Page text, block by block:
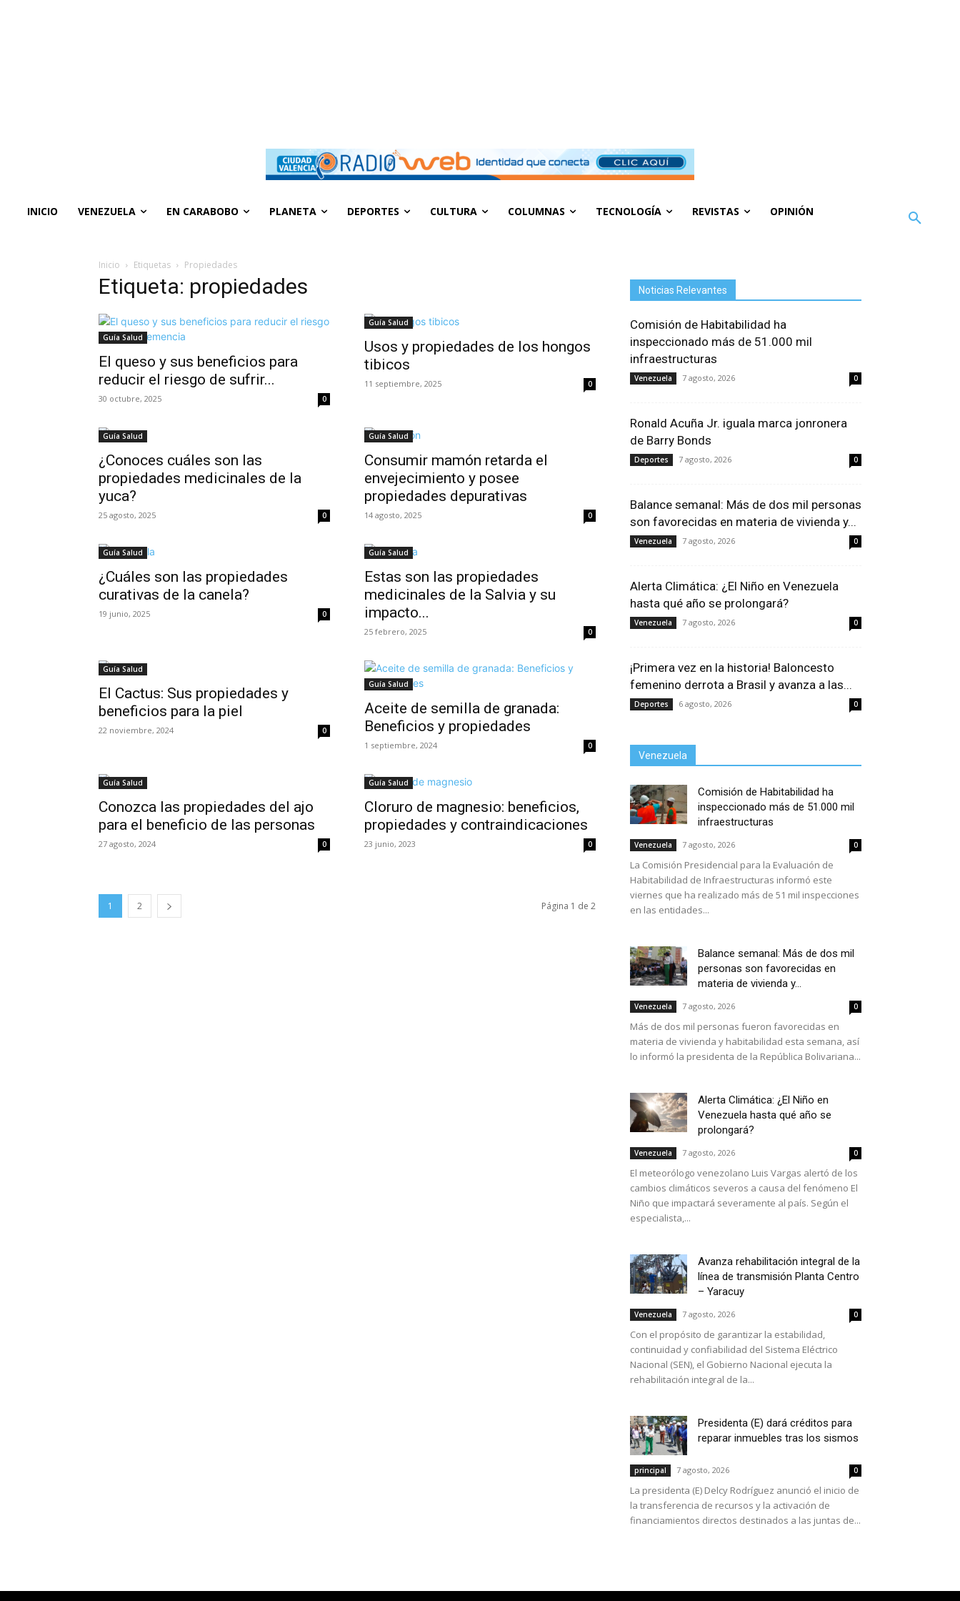
INICIO VENEZUELA EN CARABOBO PLANETA DEPORTES CULTURA COLUMNAS TECNOLOGÍA REVISTAS OPINIÓN
Inicio Etiquetas Propiedades
Etiqueta: propiedades
Guía Salud
El queso y sus beneficios para
reducir el riesgo de sufrir...
30 octubre, 2025 0
Guía Salud
Usos y propiedades de los hongos
tibicos
11 septiembre, 2025 0
Guía Salud
¿Conoces cuáles son las
propiedades medicinales de la
yuca?
25 agosto, 2025 0
Guía Salud
Consumir mamón retarda el
envejecimiento y posee
propiedades depurativas
14 agosto, 2025 0
Guía Salud
¿Cuáles son las propiedades
curativas de la canela?
19 junio, 2025 0
Guía Salud
Estas son las propiedades
medicinales de la Salvia y su
impacto...
25 febrero, 2025 0
Guía Salud
El Cactus: Sus propiedades y
beneficios para la piel
22 noviembre, 2024 0
Guía Salud
Aceite de semilla de granada:
Beneficios y propiedades
1 septiembre, 2024 0
Guía Salud
Conozca las propiedades del ajo
para el beneficio de las personas
27 agosto, 2024 0
Guía Salud
Cloruro de magnesio: beneficios,
propiedades y contraindicaciones
23 junio, 2023 0
1 2 Página 1 de 2
Noticias Relevantes
Comisión de Habitabilidad ha
inspeccionado más de 51.000 mil
infraestructuras
Venezuela 7 agosto, 2026 0
Ronald Acuña Jr. iguala marca jonronera
de Barry Bonds
Deportes 7 agosto, 2026 0
Balance semanal: Más de dos mil personas
son favorecidas en materia de vivienda y...
Venezuela 7 agosto, 2026 0
Alerta Climática: ¿El Niño en Venezuela
hasta qué año se prolongará?
Venezuela 7 agosto, 2026 0
¡Primera vez en la historia! Baloncesto
femenino derrota a Brasil y avanza a las...
Deportes 6 agosto, 2026 0
Venezuela
Comisión de Habitabilidad ha
inspeccionado más de 51.000 mil
infraestructuras
Venezuela 7 agosto, 2026 0
La Comisión Presidencial para la Evaluación de
Habitabilidad de Infraestructuras informó este
viernes que ha realizado más de 51 mil inspecciones
en las entidades...
Balance semanal: Más de dos mil
personas son favorecidas en
materia de vivienda y...
Venezuela 7 agosto, 2026 0
Más de dos mil personas fueron favorecidas en
materia de vivienda y habitabilidad esta semana, así
lo informó la presidenta de la República Bolivariana...
Alerta Climática: ¿El Niño en
Venezuela hasta qué año se
prolongará?
Venezuela 7 agosto, 2026 0
El meteorólogo venezolano Luis Vargas alertó de los
cambios climáticos severos a causa del fenómeno El
Niño que impactará severamente al país. Según el
especialista,...
Avanza rehabilitación integral de la
línea de transmisión Planta Centro
– Yaracuy
Venezuela 7 agosto, 2026 0
Con el propósito de garantizar la estabilidad,
continuidad y confiabilidad del Sistema Eléctrico
Nacional (SEN), el Gobierno Nacional ejecuta la
rehabilitación integral de la...
Presidenta (E) dará créditos para
reparar inmuebles tras los sismos
principal 7 agosto, 2026 0
La presidenta (E) Delcy Rodríguez anunció el inicio de
la transferencia de recursos y la activación de
financiamientos directos destinados a las juntas de...